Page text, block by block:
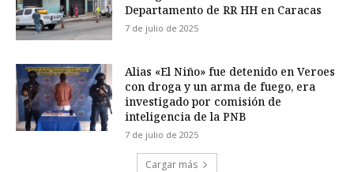
Departamento de RR HH en Caracas
7 de julio de 2025
Alias «El Niño» fue detenido en Veroes
con droga y un arma de fuego, era
investigado por comisión de
inteligencia de la PNB
7 de julio de 2025
Cargar más